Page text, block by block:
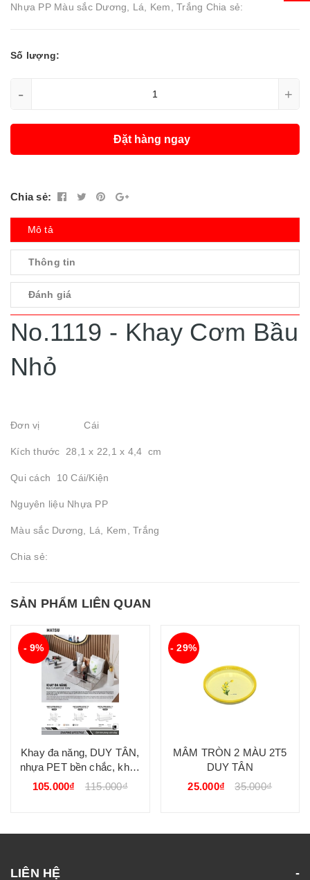
Nhựa PP Màu sắc Dương, Lá, Kem, Trắng Chia sẻ:
Số lượng:
- +
Đặt hàng ngay
Chia sẻ:
Mô tả
Thông tin
Đánh giá
No.1119 - Khay Cơm Bầu
Nhỏ
Đơn vị Cái
Kích thước 28,1 x 22,1 x 4,4 cm
Qui cách 10 Cái/Kiện
Nguyên liệu Nhựa PP
Màu sắc Dương, Lá, Kem, Trắng
Chia sẻ:
SẢN PHẨM LIÊN QUAN
- 9%
Khay đa năng, DUY TÂN,
nhựa PET bền chắc, khay
đựng sắp xếp đồ đạc gọn
105.000₫ 115.000₫
- 29%
MÂM TRÒN 2 MÀU 2T5
DUY TÂN
25.000₫
35.000₫
LIÊN HỆ